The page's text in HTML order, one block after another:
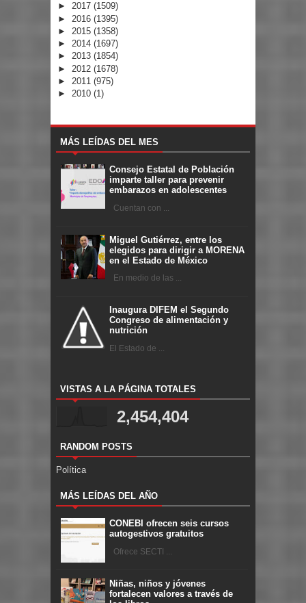
► 2017 (1509)
► 2016 (1395)
► 2015 (1358)
► 2014 (1697)
► 2013 (1854)
► 2012 (1678)
► 2011 (975)
► 2010 (1)
MÁS LEÍDAS DEL MES
Consejo Estatal de Población
imparte taller para prevenir
embarazos en adolescentes
Cuentan con ...
Miguel Gutiérrez, entre los
elegidos para dirigir a MORENA
en el Estado de México
En medio de las ...
Inaugura DIFEM el Segundo
Congreso de alimentación y
nutrición
El Estado de ...
VISTAS A LA PÁGINA TOTALES
2,454,404
RANDOM POSTS
Política
MÁS LEÍDAS DEL AÑO
CONEBI ofrecen seis cursos
autogestivos gratuitos
Ofrece SECTI ...
Niñas, niños y jóvenes
fortalecen valores a través de